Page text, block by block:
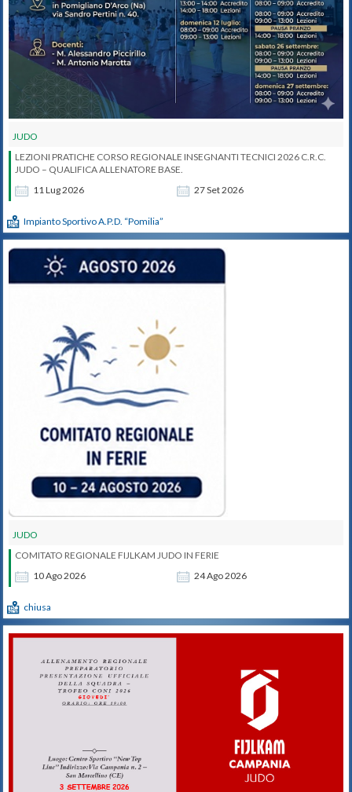
JUDO
11Lug2026 27Set2026
LEZIONI PRATICHE CORSO REGIONALE INSEGNANTI TECNICI 2026 C.R.C.
JUDO – QUALIFICA ALLENATORE BASE.
Impianto Sportivo A.P.D. “Pomilia”
JUDO
10Ago2026 24Ago2026
COMITATO REGIONALE FIJLKAM JUDO IN FERIE
chiusa